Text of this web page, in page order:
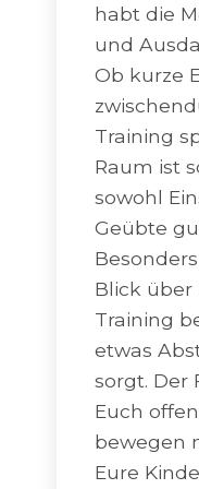
habt die
und
Ob kurze
Training
Raum ist
sowohl
Geübte
Blick über
Training
etwas
sorgt. Der
Euch
bewegen
Eure